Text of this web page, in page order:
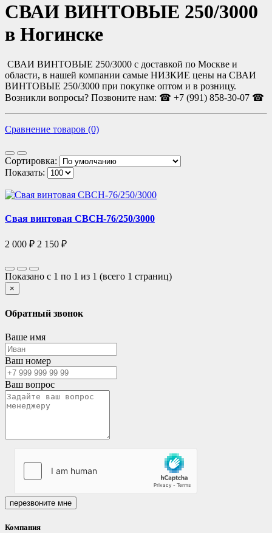
СВАИ ВИНТОВЫЕ 250/3000
в Ногинске
СВАИ ВИНТОВЫЕ 250/3000 с доставкой по Москве и
области, в нашей компании самые НИЗКИЕ цены на СВАИ
ВИНТОВЫЕ 250/3000 при покупке оптом и в розницу.
Возникли вопросы? Позвоните нам: ☎ +7 (991) 858-30-07 ☎
Сравнение товаров (0)
Сортировка:
Показать:
Свая винтовая СВСН-76/250/3000
2 000 ₽ 2 150 ₽
Показано с 1 по 1 из 1 (всего 1 страниц)
×
Обратный звонок
Ваше имя
Ваш номер
Ваш вопрос
перезвоните мне
Компания